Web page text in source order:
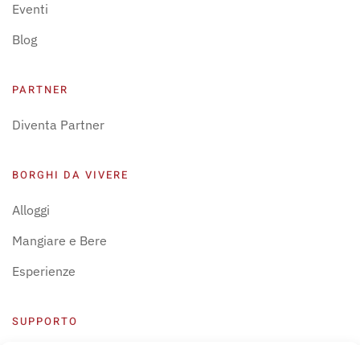
Eventi
Blog
PARTNER
Diventa Partner
BORGHI DA VIVERE
Alloggi
Mangiare e Bere
Esperienze
SUPPORTO